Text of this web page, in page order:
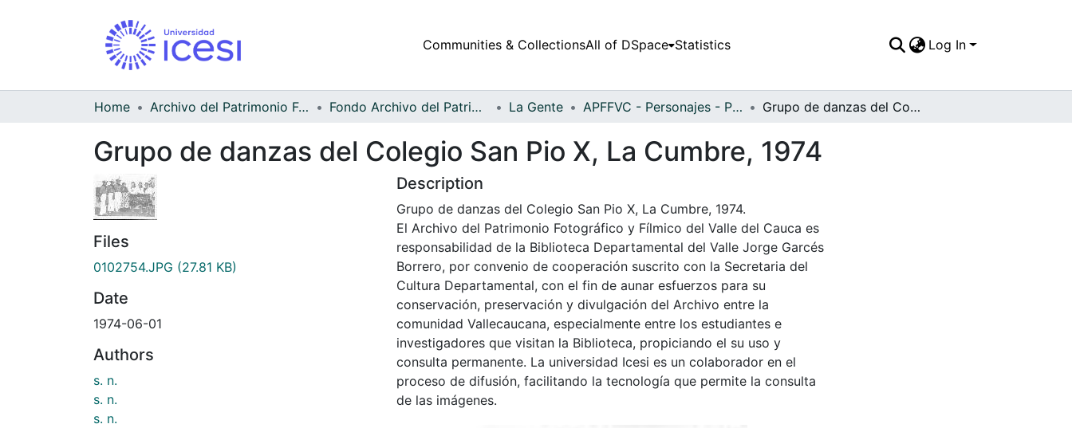
Communities & CollectionsAll of DSpace Statistics Log In
Home Archivo del Patrimonio Fotográfico y Fílmico del Valle del Cauca Fondo Archivo del Patrimonio Fotográfico y Fílmico del Valle del Cauca La Gente APFFVC - Personajes - Patrimonial Grupo de danzas del Colegio San Pio X, La Cumbre, 1974
Grupo de danzas del Colegio San Pio X, La Cumbre, 1974
Files
0102754.JPG (27.81 KB)
Date
1974-06-01
Authors
s. n.
s. n.
s. n.
Description
Grupo de danzas del Colegio San Pio X, La Cumbre, 1974.
El Archivo del Patrimonio Fotográfico y Fílmico del Valle del Cauca es
responsabilidad de la Biblioteca Departamental del Valle Jorge Garcés
Borrero, por convenio de cooperación suscrito con la Secretaria del
Cultura Departamental, con el fin de aunar esfuerzos para su
conservación, preservación y divulgación del Archivo entre la
comunidad Vallecaucana, especialmente entre los estudiantes e
investigadores que visitan la Biblioteca, propiciando el su uso y
consulta permanente. La universidad Icesi es un colaborador en el
proceso de difusión, facilitando la tecnología que permite la consulta
de las imágenes.